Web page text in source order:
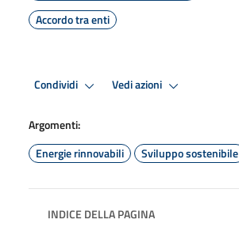
Accordo tra enti
Condividi Vedi azioni
Argomenti:
Energie rinnovabili
Sviluppo sostenibile
INDICE DELLA PAGINA